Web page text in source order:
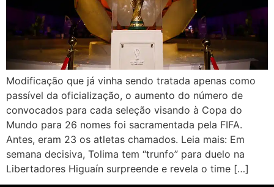
Modificação que já vinha sendo tratada apenas como
passível da oficialização, o aumento do número de
convocados para cada seleção visando à Copa do
Mundo para 26 nomes foi sacramentada pela FIFA.
Antes, eram 23 os atletas chamados. Leia mais: Em
semana decisiva, Tolima tem “trunfo” para duelo na
Libertadores Higuaín surpreende e revela o time […]